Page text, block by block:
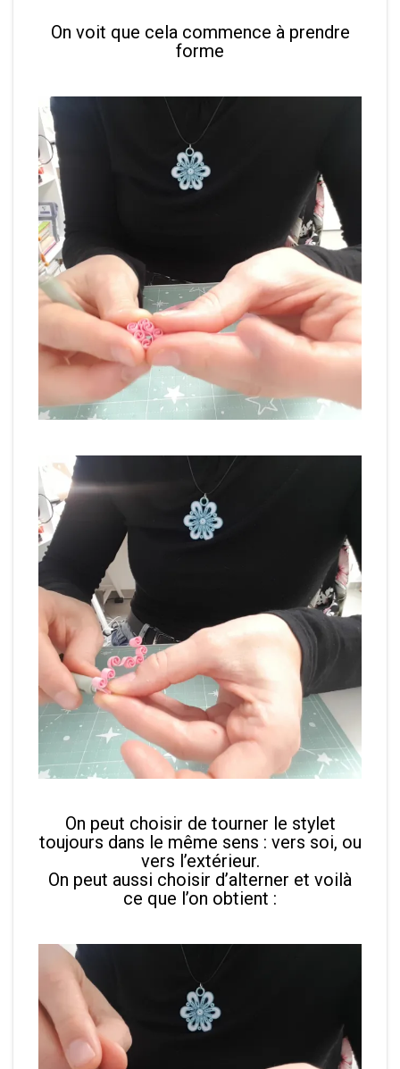
On voit que cela commence à prendre
forme
On peut choisir de tourner le stylet
toujours dans le même sens : vers soi, ou
vers l’extérieur.
On peut aussi choisir d’alterner et voilà
ce que l’on obtient :